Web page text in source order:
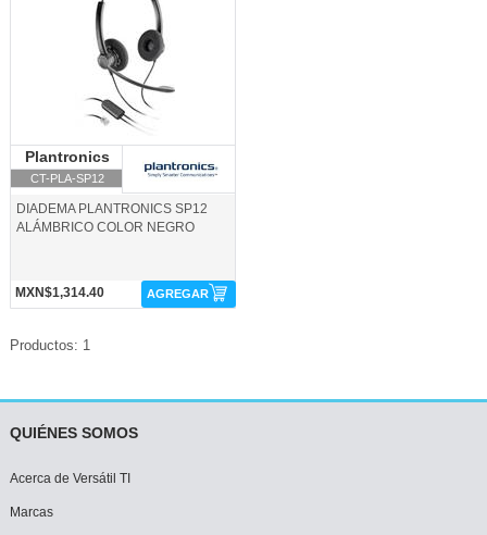
Plantronics
CT-PLA-SP12
DIADEMA PLANTRONICS SP12
ALÁMBRICO COLOR NEGRO
MXN$1,314.40 AGREGAR
Productos: 1
QUIÉNES SOMOS
Acerca de Versátil TI
Marcas